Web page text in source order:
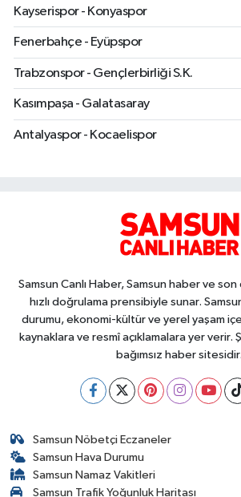
Kayserispor - Konyaspor
Fenerbahçe - Eyüpspor
Trabzonspor - Gençlerbirliği S.K.
Kasımpaşa - Galatasaray
Antalyaspor - Kocaelispor
Samsun Canlı Haber, Samsun haber ve
hızlı doğrulama prensibiyle sunar.
durumu, ekonomi-kültür ve yerel yaşam
kaynaklara ve resmî açıklamalara yer verir.
bağımsız haber sitesidir.
Samsun Nöbetçi Eczaneler
Samsun Hava Durumu
Samsun Namaz Vakitleri
Samsun Trafik Yoğunluk Haritası